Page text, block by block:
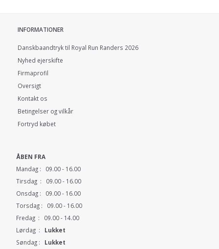
INFORMATIONER
Danskbaandtryk til Royal Run Randers 2026
Nyhed ejerskifte
Firmaprofil
Oversigt
Kontakt os
Betingelser og vilkår
Fortryd købet
ÅBEN FRA
Mandag : 09.00 - 16.00
Tirsdag : 09.00 - 16.00
Onsdag : 09.00 - 16.00
Torsdag : 09.00 - 16.00
Fredag : 09.00 - 14.00
Lørdag : Lukket
Søndag : Lukket